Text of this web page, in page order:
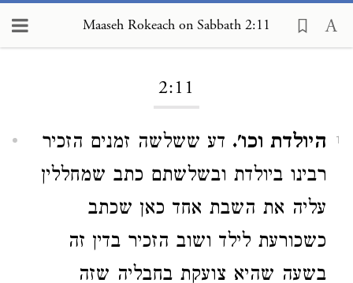
Maaseh Rokeach on Sabbath 2:11
2:11
1 היולדת וכו'. דע ששלשה זמנים הזכיר
רבינו ביולדת ובשלשתם כתב שמחללין
עליה את השבת אחד כאן שכתב
כשכורעת לילד ושוב הזכיר בדין זה
בשעה שהיא צועקת בחבליה שזה